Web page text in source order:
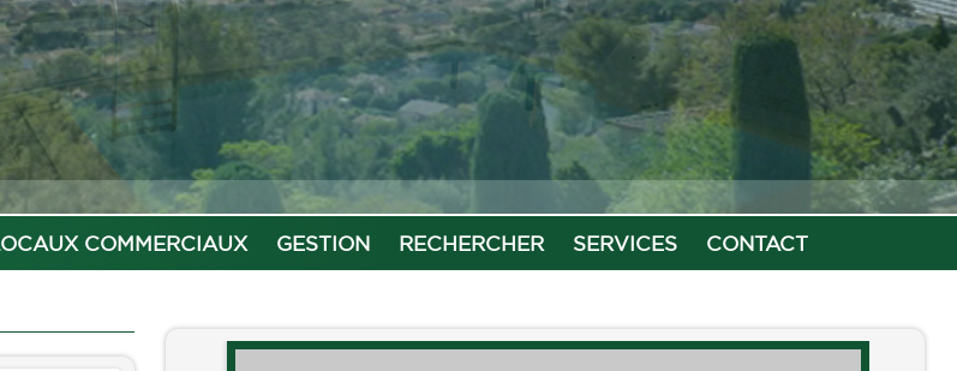
COMMERCIAUX GESTION RECHERCHER SERVICES CONTACT